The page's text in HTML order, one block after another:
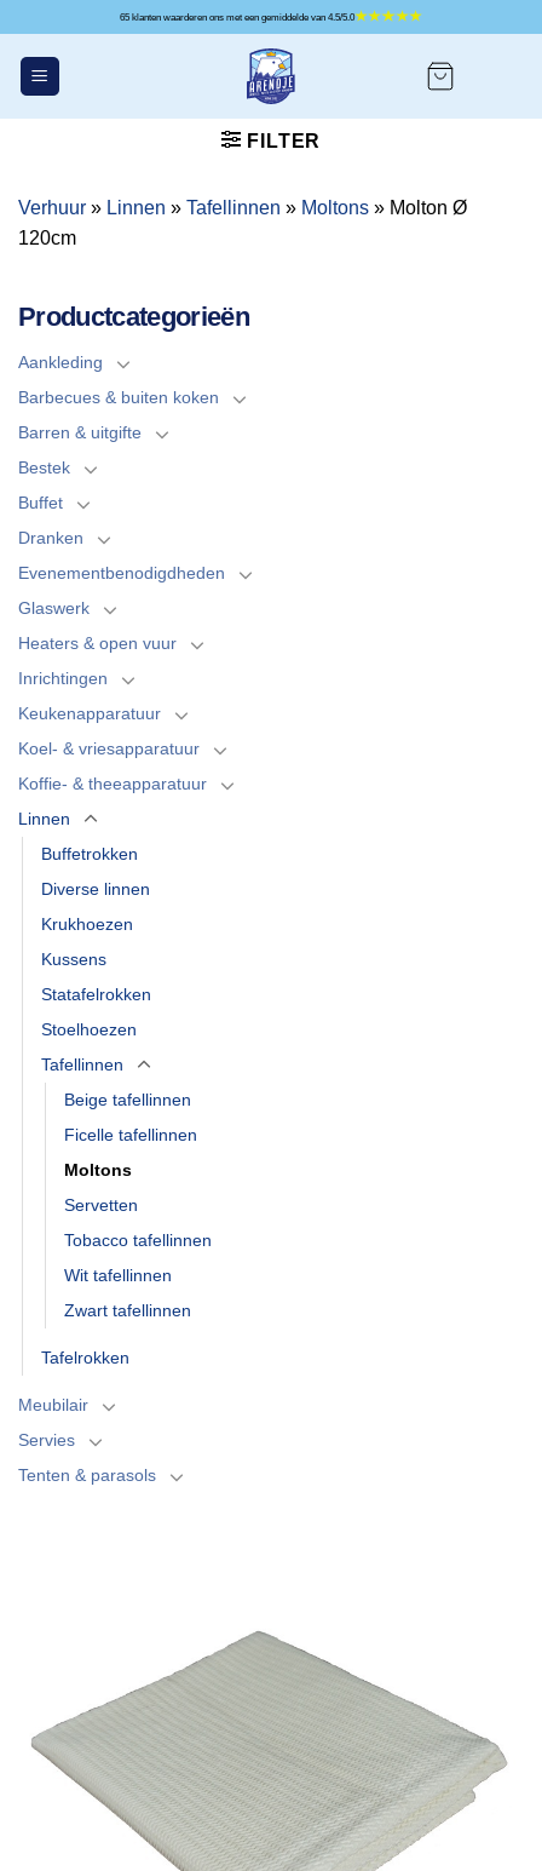
inhoud
65 klanten waarderen ons met een gemiddelde van 4.5/5.0
FILTER
Verhuur » Linnen » Tafellinnen » Moltons » Molton Ø
120cm
Productcategorieën
Aankleding
Barbecues & buiten koken
Barren & uitgifte
Bestek
Buffet
Dranken
Evenementbenodigdheden
Glaswerk
Heaters & open vuur
Inrichtingen
Keukenapparatuur
Koel- & vriesapparatuur
Koffie- & theeapparatuur
Linnen
Buffetrokken
Diverse linnen
Krukhoezen
Kussens
Statafelrokken
Stoelhoezen
Tafellinnen
Beige tafellinnen
Ficelle tafellinnen
Moltons
Servetten
Tobacco tafellinnen
Wit tafellinnen
Zwart tafellinnen
Tafelrokken
Meubilair
Servies
Tenten & parasols